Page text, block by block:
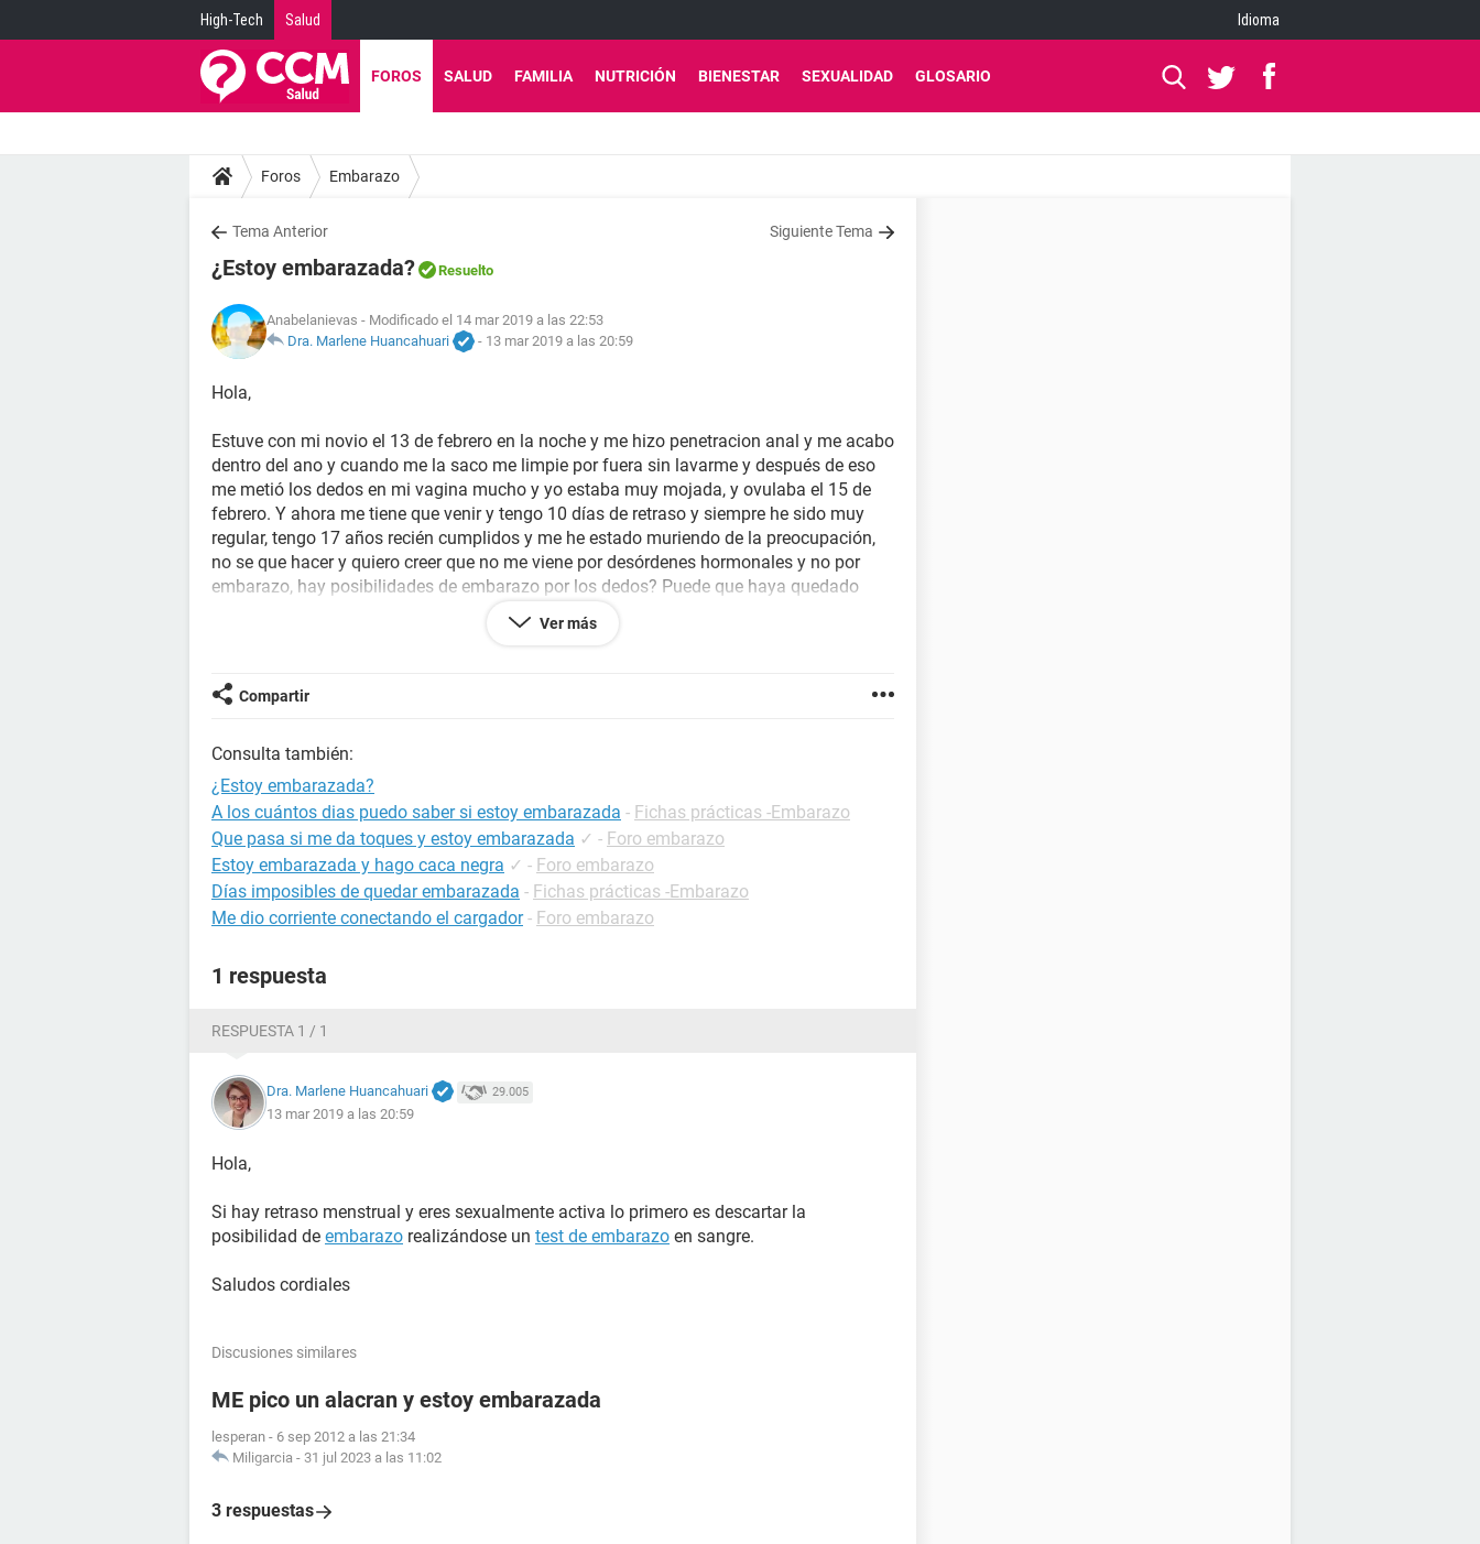
High-Tech Salud Idioma
FOROS SALUD FAMILIA NUTRICIÓN BIENESTAR SEXUALIDAD GLOSARIO
Foros Embarazo
Tema Anterior Siguiente Tema
¿Estoy embarazada? Resuelto
Anabelanievas - Modificado el 14 mar 2019 a las 22:53
Dra. Marlene Huancahuari
- 13 mar 2019 a las 20:59
Hola,
Estuve con mi novio el 13 de febrero en la noche y me hizo penetracion anal y me acabo
dentro del ano y cuando me la saco me limpie por fuera sin lavarme y después de eso
me metió los dedos en mi vagina mucho y yo estaba muy mojada, y ovulaba el 15 de
febrero. Y ahora me tiene que venir y tengo 10 días de retraso y siempre he sido muy
regular, tengo 17 años recién cumplidos y me he estado muriendo de la preocupación,
no se que hacer y quiero creer que no me viene por desórdenes hormonales y no por
embarazo, hay posibilidades de embarazo por los dedos? Puede que haya quedado
Ver más
Compartir
Consulta también:
¿Estoy embarazada?
A los cuántos dias puedo saber si estoy embarazada - Fichas prácticas -Embarazo
Que pasa si me da toques y estoy embarazada ✓ - Foro embarazo
Estoy embarazada y hago caca negra ✓ - Foro embarazo
Días imposibles de quedar embarazada - Fichas prácticas -Embarazo
Me dio corriente conectando el cargador - Foro embarazo
1 respuesta
RESPUESTA 1 / 1
Dra. Marlene Huancahuari 29.005
13 mar 2019 a las 20:59
Hola,
Si hay retraso menstrual y eres sexualmente activa lo primero es descartar la
posibilidad de embarazo realizándose un test de embarazo en sangre.
Saludos cordiales
Discusiones similares
ME pico un alacran y estoy embarazada
lesperan - 6 sep 2012 a las 21:34
Miligarcia - 31 jul 2023 a las 11:02
3 respuestas